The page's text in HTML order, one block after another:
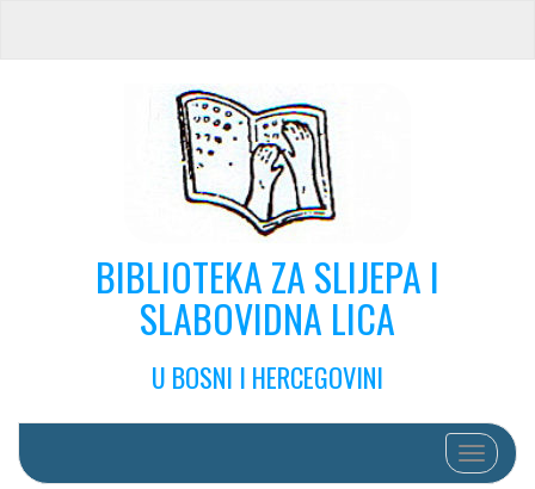
BIBLIOTEKA ZA SLIJEPA I
SLABOVIDNA LICA
U BOSNI I HERCEGOVINI
Toggle